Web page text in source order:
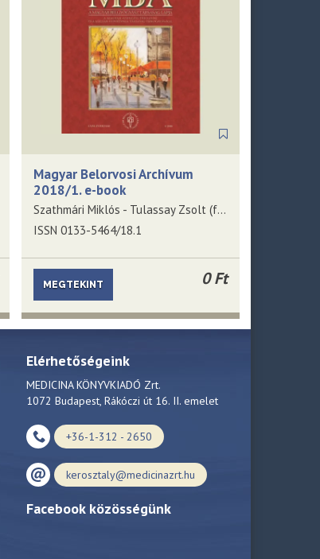
Magyar Belorvosi Archívum
2018/1. e-book
Szathmári Miklós - Tulassay Zsolt (főszerkesztők)
ISSN 0133-5464/18.1
0 Ft
MEGTEKINT
Elérhetőségeink
MEDICINA KÖNYVKIADÓ Zrt.
1072 Budapest, Rákóczi út 16. II. emelet
+36-1-312 - 2650
kerosztaly@medicinazrt.hu
Facebook közösségünk